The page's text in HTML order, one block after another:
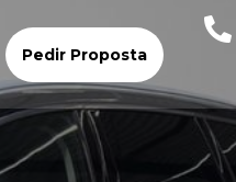
Pedir Proposta